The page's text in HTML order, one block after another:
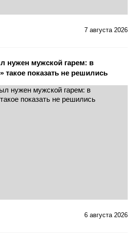
7 августа 2026
нужен мужской гарем: в
такое показать не решились
6 августа 2026